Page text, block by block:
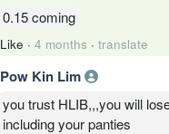
0.15 coming
Like · 4 months · translate
Pow Kin Lim
you trust HLIB,,,you will
including your panties